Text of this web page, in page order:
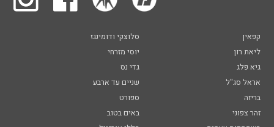
קפאין
סלוצקי ודומינגז
ליאת רון
יוסי מזרחי
גיא פלג
גדי נס
אראל סג"ל
שניים עד ארבע
בריזה
ספורט
זהר צפוני
באים בטוב